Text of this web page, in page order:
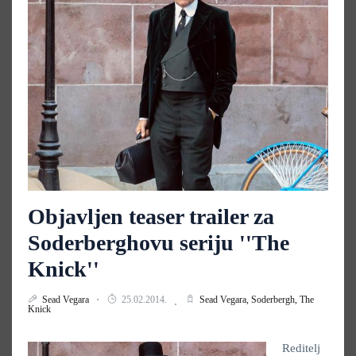
Objavljen teaser trailer za
Soderberghovu seriju ''The
Knick''
Sead Vegara 25.02.2014. Sead Vegara, Soderbergh, The
Knick
Reditelj